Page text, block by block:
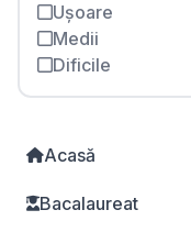
Acasă
Bacalaureat
Ușoare
Medii
Dificile